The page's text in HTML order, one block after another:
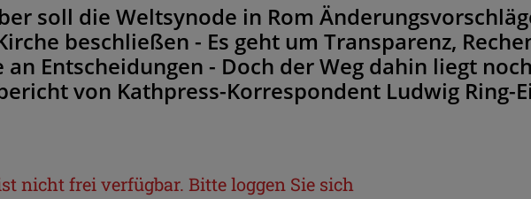
soll die Weltsynode in Rom
beschließen - Es geht um Transparenz,
an Entscheidungen - Doch der Weg dahin liegt
von Kathpress-Korrespondent Ludwig Ring-
nicht frei verfügbar. Bitte loggen Sie sich